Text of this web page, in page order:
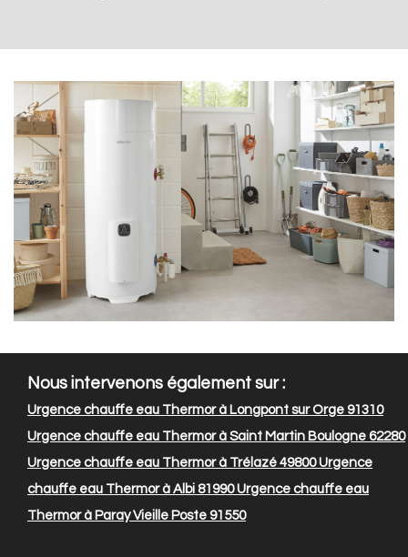
Nous intervenons également sur :
Urgence chauffe eau Thermor à Longpont sur Orge 91310
Urgence chauffe eau Thermor à Saint Martin Boulogne 62280
Urgence chauffe eau Thermor à Trélazé 49800Urgence
chauffe eau Thermor à Albi 81990Urgence chauffe eau
Thermor à Paray Vieille Poste 91550